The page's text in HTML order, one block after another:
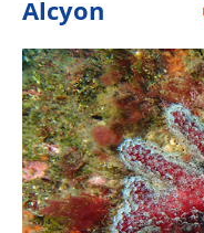
Alcyon